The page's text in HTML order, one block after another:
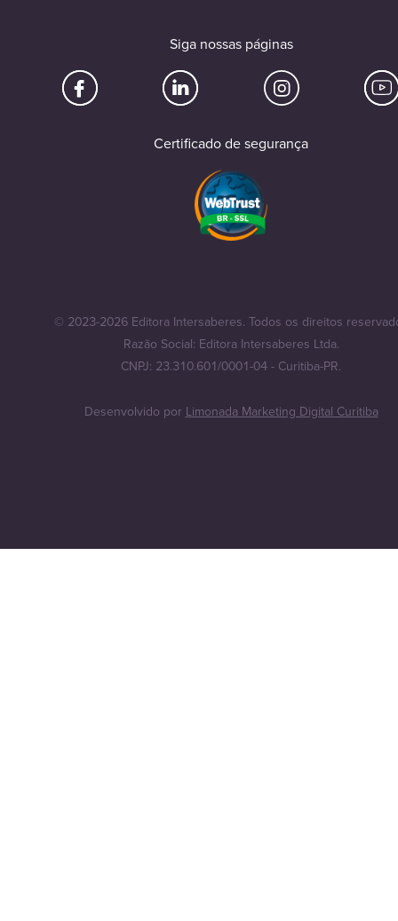
Siga nossas páginas
Certificado de segurança
© 2023-2026 Editora Intersaberes. Todos os direitos
Razão Social: Editora Intersaberes Ltda.
CNPJ: 23.310.601/0001-04 - Curitiba-PR.
Desenvolvido porLimonada Marketing Digital Curitiba